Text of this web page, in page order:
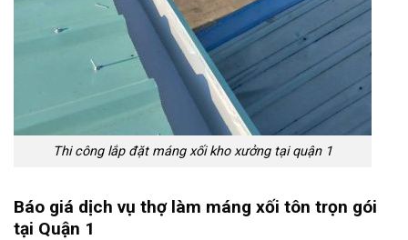
Thi công lắp đặt máng xối kho xưởng tại quận 1
Báo giá dịch vụ thợ làm máng xối tôn trọn gói
tại Quận 1